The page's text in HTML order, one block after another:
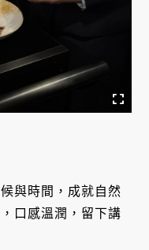
與時間，成就自然
口感溫潤，留下講